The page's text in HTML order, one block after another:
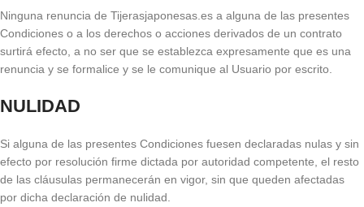
Ninguna renuncia de Tijerasjaponesas.es a alguna de las presentes
Condiciones o a los derechos o acciones derivados de un contrato
surtirá efecto, a no ser que se establezca expresamente que es una
renuncia y se formalice y se le comunique al Usuario por escrito.
NULIDAD
Si alguna de las presentes Condiciones fuesen declaradas nulas y sin
efecto por resolución firme dictada por autoridad competente, el resto
de las cláusulas permanecerán en vigor, sin que queden afectadas
por dicha declaración de nulidad.